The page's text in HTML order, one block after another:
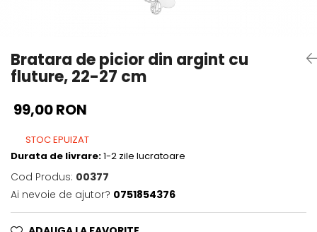
Bratara de picior din argint cu
fluture, 22-27 cm
99,00 RON
STOC EPUIZAT
Durata de livrare:1-2 zile lucratoare
Cod Produs: 00377
Ai nevoie de ajutor? 0751854376